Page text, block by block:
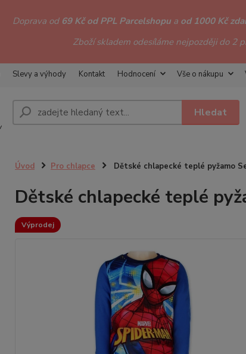
Doprava od 69 Kč od PPL Parcelshopua od 1000 Kč
Zboží skladem odesíláme nejpozději do 2
Slevy a výhody Kontakt Hodnocení Vše o nákupu
Hledat
Úvod Pro chlapce Dětské chlapecké teplé pyžamo
Dětské chlapecké teplé
Výprodej